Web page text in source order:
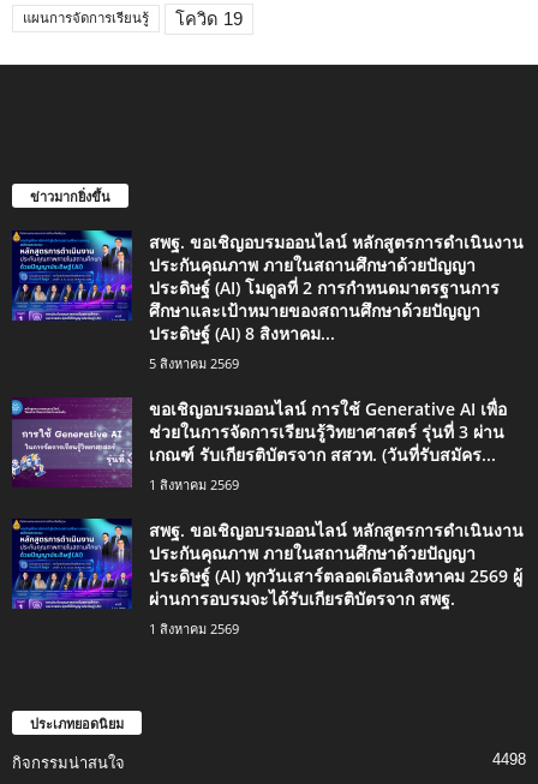
แผนการจัดการเรียนรู้ โควิด 19
ข่าวมากยิ่งขึ้น
สพฐ. ขอเชิญอบรมออนไลน์ หลักสูตรการดำเนินงาน
ประกันคุณภาพ ภายในสถานศึกษาด้วยปัญญา
ประดิษฐ์ (AI) โมดูลที่ 2 การกำหนดมาตรฐานการ
ศึกษาและเป้าหมายของสถานศึกษาด้วยปัญญา
ประดิษฐ์ (AI) 8 สิงหาคม...
5 สิงหาคม 2569
ขอเชิญอบรมออนไลน์ การใช้ Generative AI เพื่อ
ช่วยในการจัดการเรียนรู้วิทยาศาสตร์ รุ่นที่ 3 ผ่าน
เกณฑ์ รับเกียรติบัตรจาก สสวท. (วันที่รับสมัคร...
1 สิงหาคม 2569
สพฐ. ขอเชิญอบรมออนไลน์ หลักสูตรการดำเนินงาน
ประกันคุณภาพ ภายในสถานศึกษาด้วยปัญญา
ประดิษฐ์ (AI) ทุกวันเสาร์ตลอดเดือนสิงหาคม 2569 ผู้
ผ่านการอบรมจะได้รับเกียรติบัตรจาก สพฐ.
1 สิงหาคม 2569
ประเภทยอดนิยม
กิจกรรมน่าสนใจ 4498